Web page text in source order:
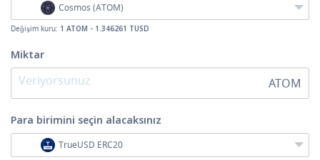
Cosmos (ATOM)
Değişim kuru: 1 ATOM - 1.346261 TUSD
Miktar
ATOM
Para birimini seçin alacaksınız
TrueUSD ERC20